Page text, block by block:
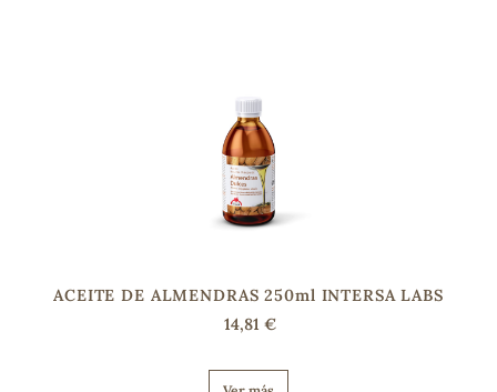
ACEITE DE ALMENDRAS 250ml INTERSA LABS
14,81 €